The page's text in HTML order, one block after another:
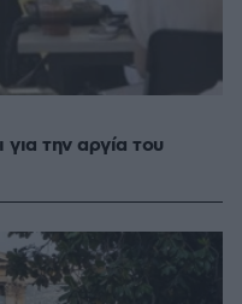
την αργία του